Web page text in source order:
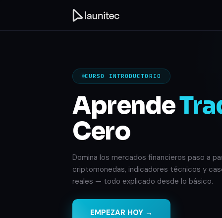
CURSO INTRODUCTORIO
Aprende
Cero
Domina los mercados financieros paso a
criptomonedas, indicadores técnicos y
reales — todo explicado desde lo básico.
EMPEZAR HOY →